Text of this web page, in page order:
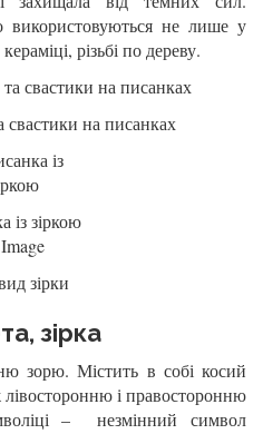
використовуються не лише у
різьбі по дереву.
свастики на писанках
із зіркою
зірки
зірка
зорю. Містить в собі косий
і правосторонню
– незмінний символ